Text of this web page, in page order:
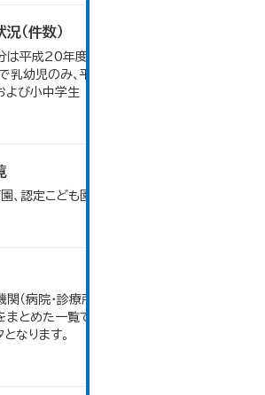
（件数）
は平成20年度から変更 乳幼児・小中高
乳幼児のみ、平成20年度から令和元年
よび小中学生
、認定こども園等）の一覧です。
（病院・診療所・歯科診療所・薬局）の住
とめた一覧です。 令和６年１月１日調
なります。